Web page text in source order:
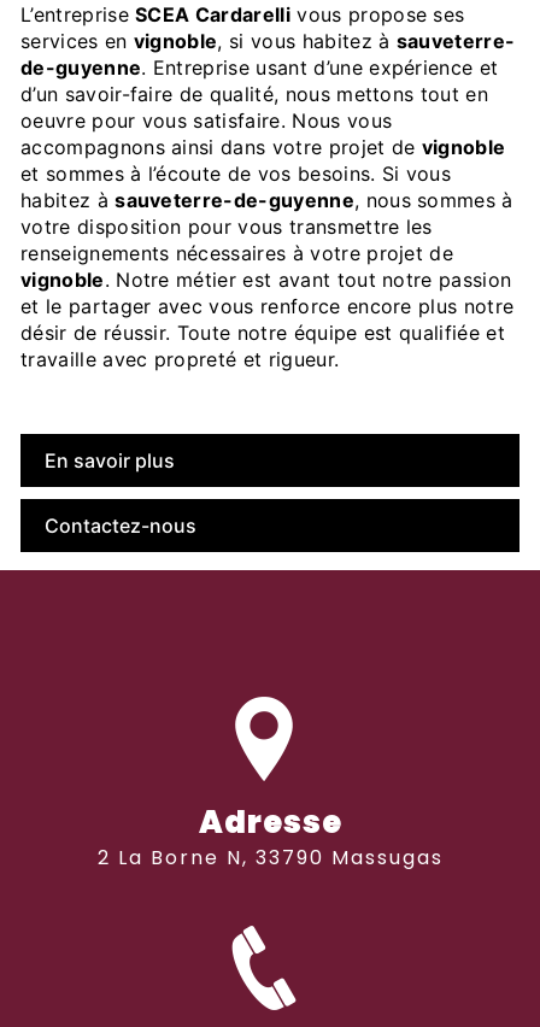
L’entrepriseSCEA Cardarellivous propose ses
services en vignoble, si vous habitez à sauveterre-
de-guyenne. Entreprise usant d’une expérience et
d’un savoir-faire de qualité, nous mettons tout en
oeuvre pour vous satisfaire. Nous vous
accompagnons ainsi dans votre projet de vignoble
et sommes à l’écoute de vos besoins. Si vous
habitez àsauveterre-de-guyenne, nous sommes à
votre disposition pour vous transmettre les
renseignements nécessaires à votre projet de
vignoble. Notre métier est avant tout notre passion
et le partager avec vous renforce encore plus notre
désir de réussir. Toute notre équipe est qualifiée et
travaille avec propreté et rigueur.
En savoir plus
Contactez-nous
Adresse
2 La Borne N, 33790 Massugas